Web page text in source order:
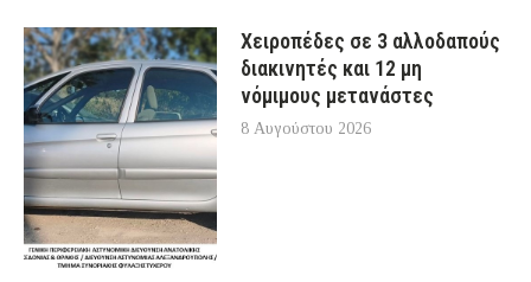
Χειροπέδες σε 3 αλλοδαπούς
διακινητές και 12 μη
νόμιμους μετανάστες
8 Αυγούστου 2026